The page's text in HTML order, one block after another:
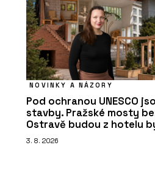
NOVINKY A NÁZORY
Pod ochranou UNESCO
stavby. Pražské mosty
Ostravě budou z hotelu
3. 8. 2026